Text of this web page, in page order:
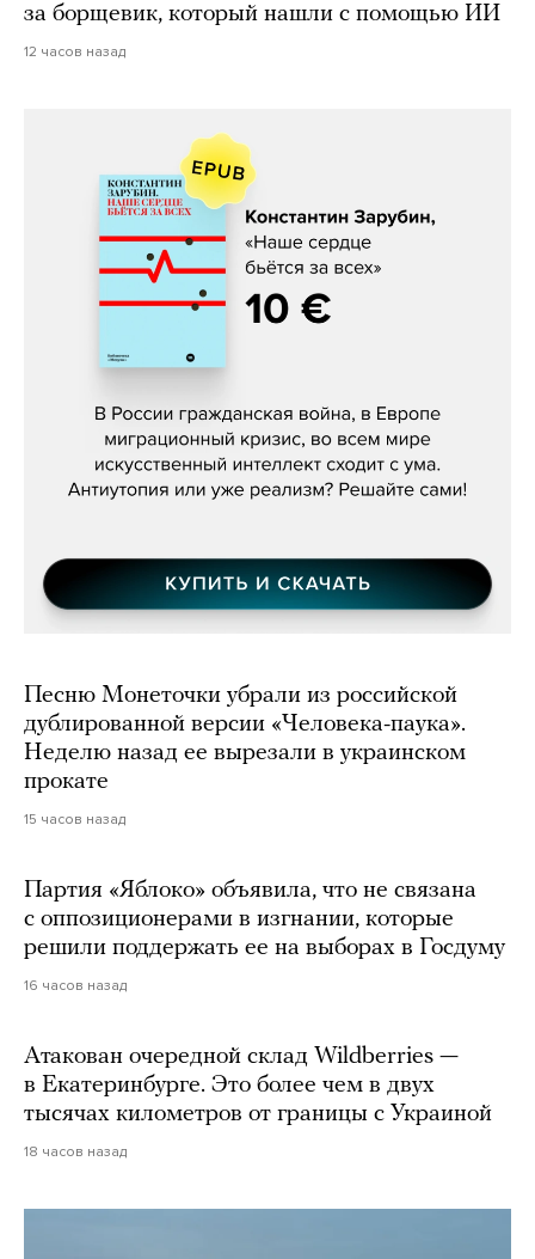
за борщевик, который нашли с помощью ИИ
12 часов назад
Константин Зарубин, «Наше сердце
Песню Монеточки убрали из российской
дублированной версии «Человека-паука».
Неделю назад ее вырезали в украинском
прокате
15 часов назад
Партия «Яблоко» объявила, что не связана
с оппозиционерами в изгнании, которые
решили поддержать ее на выборах в Госдуму
16 часов назад
Атакован очередной склад Wildberries —
в Екатеринбурге. Это более чем в двух
тысячах километров от границы с Украиной
18 часов назад